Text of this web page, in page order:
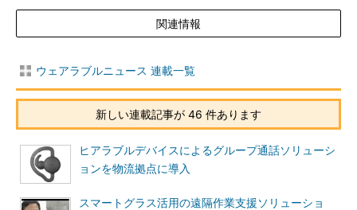
関連情報
ウェアラブルニュース 連載一覧
新しい連載記事が 46 件あります
ヒアラブルデバイスによるグループ通話ソリューシ
ョンを物流拠点に導入
スマートグラス活用の遠隔作業支援ソリューショ